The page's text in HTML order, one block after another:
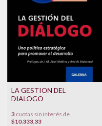
LA GESTION DEL
DIALOGO
3 cuotas sin interés de
$10.333,33